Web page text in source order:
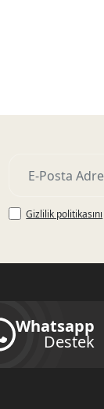
Gizlilik politikasını
Whatsapp
Destek